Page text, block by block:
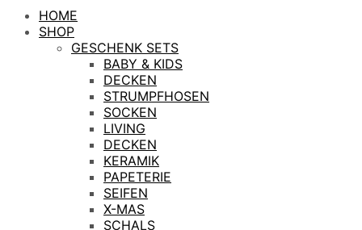
HOME
SHOP
GESCHENK SETS
BABY & KIDS
DECKEN
STRUMPFHOSEN
SOCKEN
LIVING
DECKEN
KERAMIK
PAPETERIE
SEIFEN
X-MAS
SCHALS